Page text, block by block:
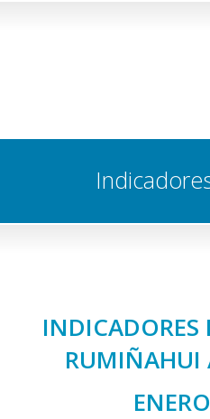
INDICADORES
RUMIÑAHUI